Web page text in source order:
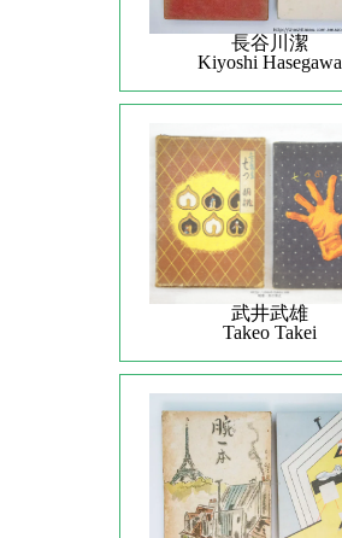
長谷川潔
Kiyoshi Hasegawa
武井武雄
Takeo Takei